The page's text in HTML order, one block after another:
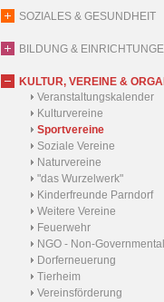
SOZIALES & GESUNDHEIT
BILDUNG &
KULTUR, VEREINE &
Veranstaltungskalender
Kulturvereine
Sportvereine
Soziale Vereine
Naturvereine
"das Wurzelwerk"
Kinderfreunde Parndorf
Weitere Vereine
Feuerwehr
NGO - Non-
Dorferneuerung
Tierheim
Vereinsförderung